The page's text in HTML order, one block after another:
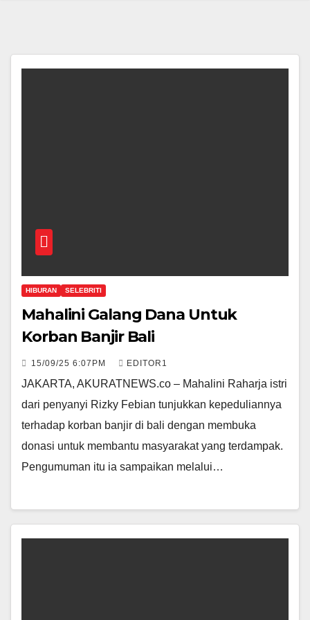
HIBURAN SELEBRITI
Mahalini Galang Dana Untuk
Korban Banjir Bali
15/09/25 6:07PM EDITOR1
JAKARTA, AKURATNEWS.co – Mahalini Raharja istri
dari penyanyi Rizky Febian tunjukkan kepeduliannya
terhadap korban banjir di bali dengan membuka
donasi untuk membantu masyarakat yang terdampak.
Pengumuman itu ia sampaikan melalui…